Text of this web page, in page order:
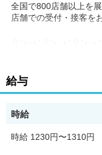
全国で800店舗以上を
店舗での受付・接客を
☆･｡..｡･☆･｡..｡･☆･｡..
ご来店いただいたお客
受付・レジ会計を行っ
お渡し時には仕上がっ
安心と笑顔に繋がる大
給与
時給
時給 1230円〜1310円